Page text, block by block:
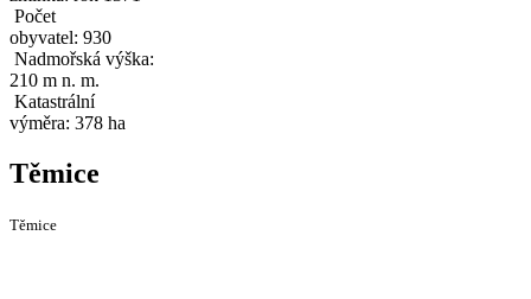
Počet
obyvatel: 930
Nadmořská výška:
210 m n. m.
Katastrální
výměra: 378 ha
Těmice
Těmice